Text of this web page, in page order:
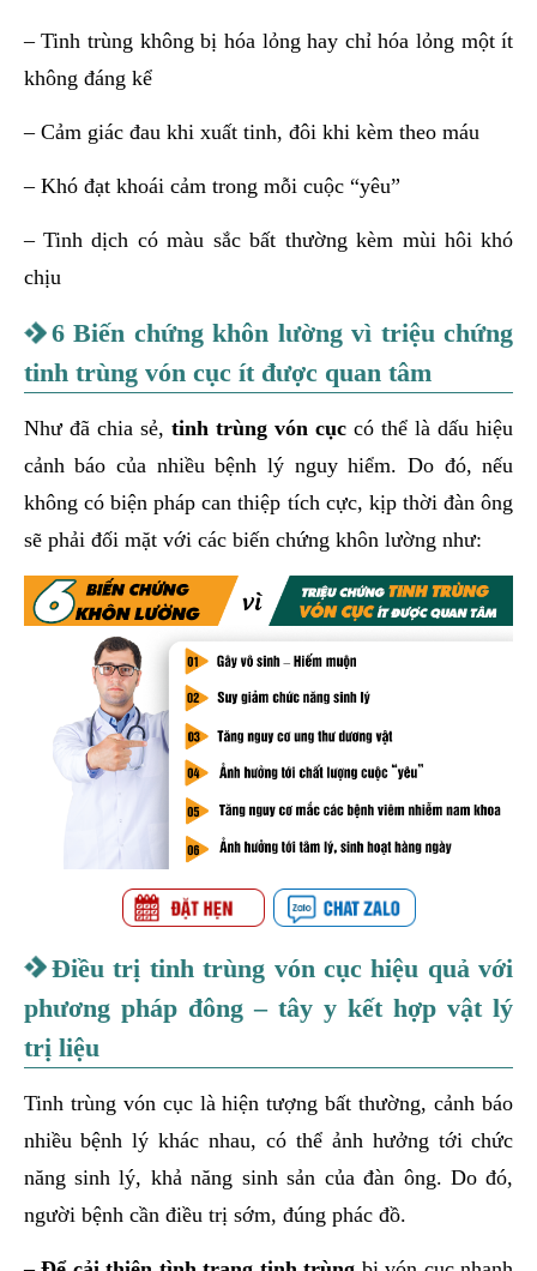
– Tinh trùng không bị hóa lỏng hay chỉ hóa lỏng một ít
không đáng kể
– Cảm giác đau khi xuất tinh, đôi khi kèm theo máu
– Khó đạt khoái cảm trong mỗi cuộc “yêu”
– Tinh dịch có màu sắc bất thường kèm mùi hôi khó
chịu
6 Biến chứng khôn lường vì triệu chứng
tinh trùng vón cục ít được quan tâm
Như đã chia sẻ, tinh trùng vón cụccó thể là dấu hiệu
cảnh báo của nhiều bệnh lý nguy hiểm. Do đó, nếu
không có biện pháp can thiệp tích cực, kịp thời đàn ông
sẽ phải đối mặt với các biến chứng khôn lường như:
Điều trị tinh trùng vón cục hiệu quả với
phương pháp đông – tây y kết hợp vật lý
trị liệu
Tinh trùng vón cục là hiện tượng bất thường, cảnh báo
nhiều bệnh lý khác nhau, có thể ảnh hưởng tới chức
năng sinh lý, khả năng sinh sản của đàn ông. Do đó,
người bệnh cần điều trị sớm, đúng phác đồ.